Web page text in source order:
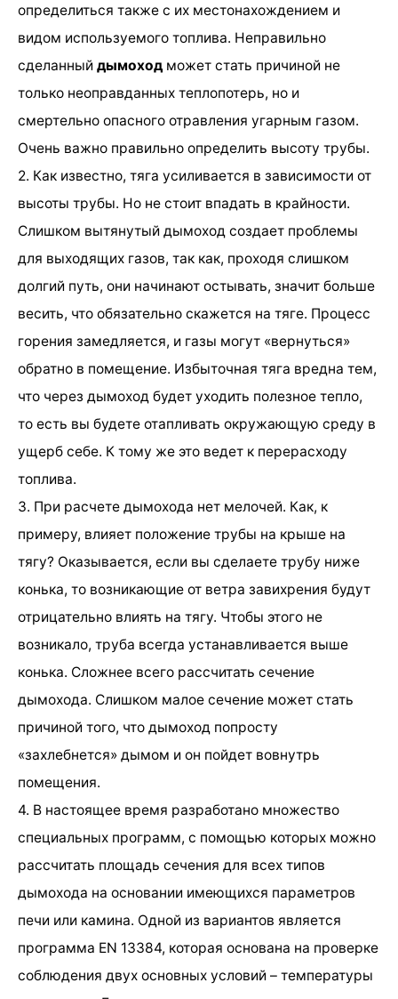
определиться также с их местонахождением и
видом используемого топлива. Неправильно
сделанный дымоход может стать причиной не
только неоправданных теплопотерь, но и
смертельно опасного отравления угарным газом.
Очень важно правильно определить высоту трубы.
2. Как известно, тяга усиливается в зависимости от
высоты трубы. Но не стоит впадать в крайности.
Слишком вытянутый дымоход создает проблемы
для выходящих газов, так как, проходя слишком
долгий путь, они начинают остывать, значит больше
весить, что обязательно скажется на тяге. Процесс
горения замедляется, и газы могут «вернуться»
обратно в помещение. Избыточная тяга вредна тем,
что через дымоход будет уходить полезное тепло,
то есть вы будете отапливать окружающую среду в
ущерб себе. К тому же это ведет к перерасходу
топлива.
3. При расчете дымохода нет мелочей. Как, к
примеру, влияет положение трубы на крыше на
тягу? Оказывается, если вы сделаете трубу ниже
конька, то возникающие от ветра завихрения будут
отрицательно влиять на тягу. Чтобы этого не
возникало, труба всегда устанавливается выше
конька. Сложнее всего рассчитать сечение
дымохода. Слишком малое сечение может стать
причиной того, что дымоход попросту
«захлебнется» дымом и он пойдет вовнутрь
помещения.
4. В настоящее время разработано множество
специальных программ, с помощью которых можно
рассчитать площадь сечения для всех типов
дымохода на основании имеющихся параметров
печи или камина. Одной из вариантов является
программа EN 13384, которая основана на проверке
соблюдения двух основных условий – температуры